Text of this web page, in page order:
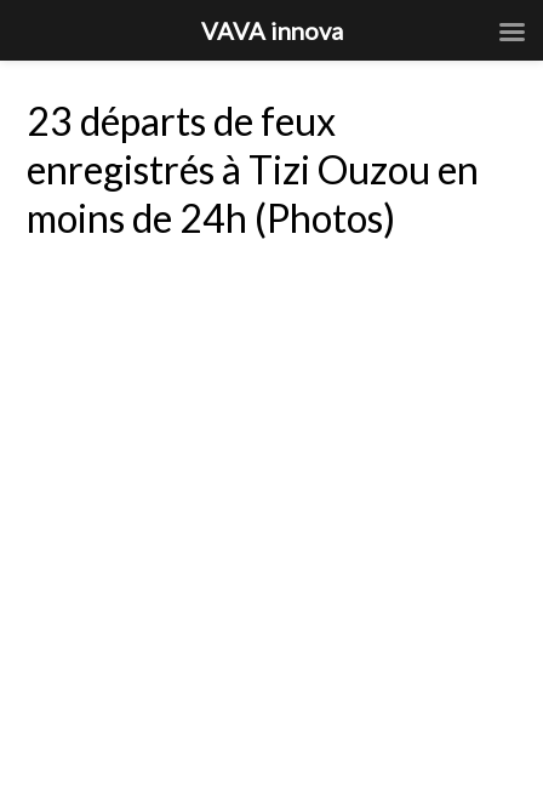
23 départs de feux
enregistrés à Tizi Ouzou en
moins de 24h (Photos)
VAVA innova